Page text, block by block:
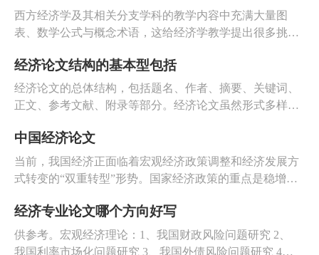
西方经济学及其相关分支学科的教学内容中充满大量图
表、数学公式与概念术语，这给经济学教学提出很多挑
事例、学术笑话作为辅助手段引入西方经济学教学提出一
些建议。
经济论文结构的基本型包括
经济论文的总体结构，包括题名、作者、摘要、关键词、
正文、参考文献、附录等部分。经济论文虽然形式多样，
式。
中国经济论文
当前，我国经济正面临着宏观经济政策调整和经济发展方
式转变的“双重转型”形势。国家经济政策的重点是稳增
尽早结束经济回调的过程。在复杂的形势下，国家正在进
行稳增长政策的预调微调，整个经济增长止跌趋稳的迹象
越来越明显。
经济专业论文哪个方向好写
供参考。宏观经济理论：1、我国财政风险问题研究 2、
我国利率市场化问题研究 3、我国外债风险问题研究 4、